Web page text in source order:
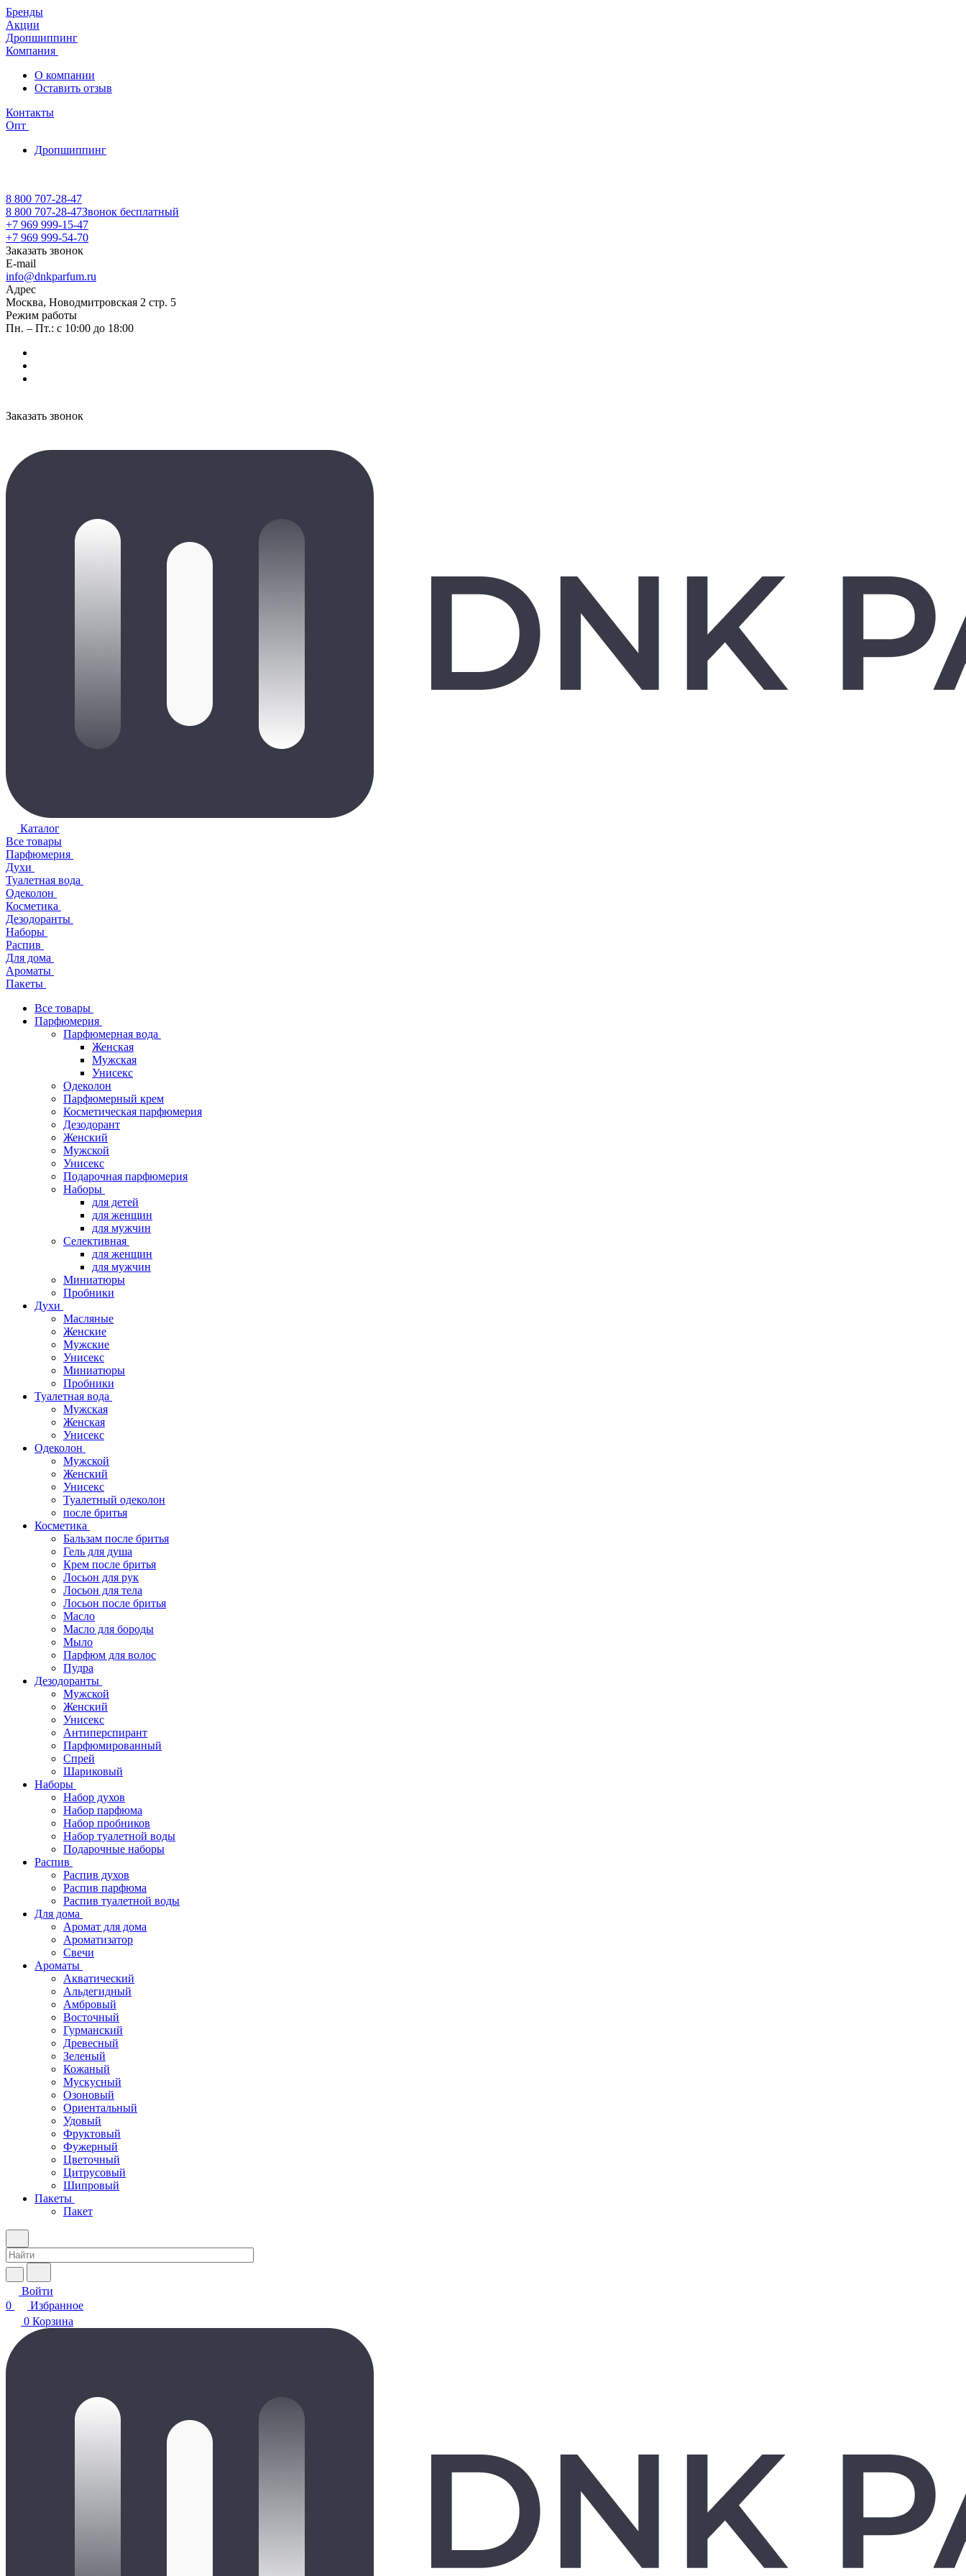
Бренды
Акции
Дропшиппинг
Компания
О компании
Оставить отзыв
Контакты
Опт
Дропшиппинг
8 800 707-28-47
8 800 707-28-47Звонок бесплатный
+7 969 999-15-47
+7 969 999-54-70
Заказать звонок
E-mail
info@dnkparfum.ru
Адрес
Москва, Новодмитровская 2 стр. 5
Режим работы
Пн. – Пт.: с 10:00 до 18:00
Заказать звонок
Каталог
Все товары
Парфюмерия
Духи
Туалетная вода
Одеколон
Косметика
Дезодоранты
Наборы
Распив
Для дома
Ароматы
Пакеты
Все товары
Парфюмерия
Парфюмерная вода
Женская
Мужская
Унисекс
Одеколон
Парфюмерный крем
Косметическая парфюмерия
Дезодорант
Женский
Мужской
Унисекс
Подарочная парфюмерия
Наборы
для детей
для женщин
для мужчин
Селективная
для женщин
для мужчин
Миниатюры
Пробники
Духи
Масляные
Женские
Мужские
Унисекс
Миниатюры
Пробники
Туалетная вода
Мужская
Женская
Унисекс
Одеколон
Мужской
Женский
Унисекс
Туалетный одеколон
после бритья
Косметика
Бальзам после бритья
Гель для душа
Крем после бритья
Лосьон для рук
Лосьон для тела
Лосьон после бритья
Масло
Масло для бороды
Мыло
Парфюм для волос
Пудра
Дезодоранты
Мужской
Женский
Унисекс
Антиперспирант
Парфюмированный
Спрей
Шариковый
Наборы
Набор духов
Набор парфюма
Набор пробников
Набор туалетной воды
Подарочные наборы
Распив
Распив духов
Распив парфюма
Распив туалетной воды
Для дома
Аромат для дома
Ароматизатор
Свечи
Ароматы
Акватический
Альдегидный
Амбровый
Восточный
Гурманский
Древесный
Зеленый
Кожаный
Мускусный
Озоновый
Ориентальный
Удовый
Фруктовый
Фужерный
Цветочный
Цитрусовый
Шипровый
Пакеты
Пакет
Войти
0
Избранное
0 Корзина